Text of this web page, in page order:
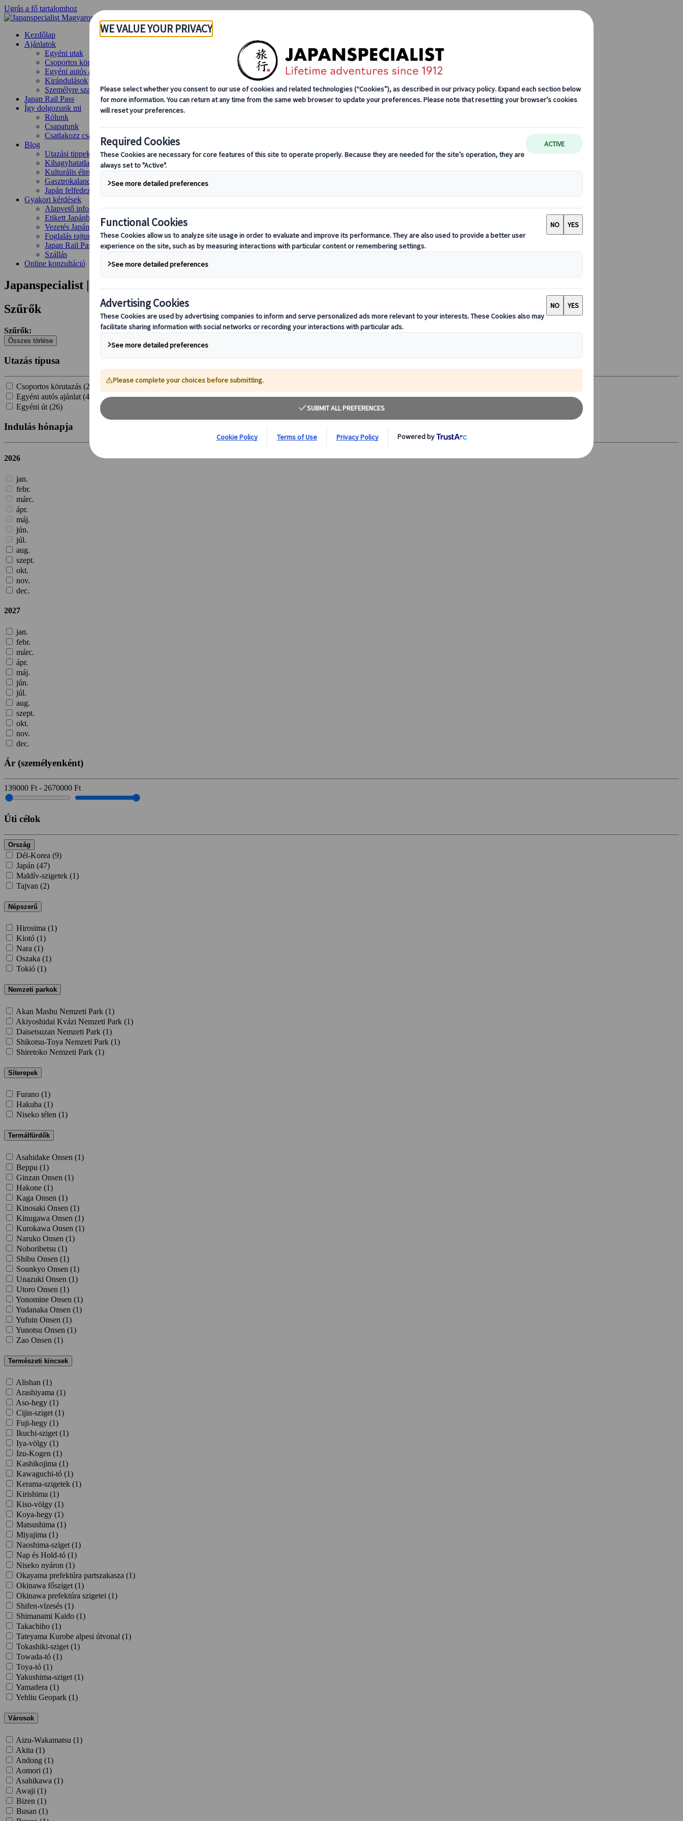
Ugrás a fő tartalomhoz
Kezdőlap
Ajánlatok
Egyéni utak
Csoportos körutazások
Egyéni autós ajánlatok
Kirándulások
Személyre szabott csoportos utazások
Japan Rail Pass
Így dolgozunk mi
Rólunk
Csapatunk
Csatlakozz csapatunkhoz
Blog
Utazási tippek évszakok szerint
Kihagyhatatlan látnivalók
Kulturális élmények
Gasztrokalandok
Japán felfedezése vonattal
Gyakori kérdések
Alapvető információk
Etikett Japánban
Vezetés Japánban
Foglalás rajtunk keresztül
Japan Rail Pass
Szállás
Online konzultáció
Japanspecialist | Találat
Szűrők
Szűrők:
Összes törlése
Utazás típusa
Csoportos körutazás (21
Egyéni autós ajánlat (4
Egyéni út (26)
Indulás hónapja
2026
jan.
febr.
márc.
ápr.
máj.
jún.
júl.
aug.
szept.
okt.
nov.
dec.
2027
jan.
febr.
márc.
ápr.
máj.
jún.
júl.
aug.
szept.
okt.
nov.
dec.
Ár (személyenként)
139000 Ft - 2670000 Ft
Úti célok
Ország
Dél-Korea (9)
Japán (47)
Maldív-szigetek (1)
Tajvan (2)
Népszerű
Hirosima (1)
Kiotó (1)
Nara (1)
Oszaka (1)
Tokió (1)
Nemzeti parkok
Akan Mashu Nemzeti Park (1)
Akiyoshidai Kvázi Nemzeti Park (1)
Daisetsuzan Nemzeti Park (1)
Shikotsu-Toya Nemzeti Park (1)
Shiretoko Nemzeti Park (1)
Síterepek
Furano (1)
Hakuba (1)
Niseko télen (1)
Termálfürdők
Asahidake Onsen (1)
Beppu (1)
Ginzan Onsen (1)
Hakone (1)
Kaga Onsen (1)
Kinosaki Onsen (1)
Kinugawa Onsen (1)
Kurokawa Onsen (1)
Naruko Onsen (1)
Noboribetsu (1)
Shibu Onsen (1)
Sounkyo Onsen (1)
Unazuki Onsen (1)
Utoro Onsen (1)
Yonomine Onsen (1)
Yudanaka Onsen (1)
Yufuin Onsen (1)
Yunotsu Onsen (1)
Zao Onsen (1)
Természeti kincsek
Alishan (1)
Arashiyama (1)
Aso-hegy (1)
Cijin-sziget (1)
Fuji-hegy (1)
Ikuchi-sziget (1)
Iya-völgy (1)
Izu-Kogen (1)
Kashikojima (1)
Kawaguchi-tó (1)
Kerama-szigetek (1)
Kirishima (1)
Kiso-völgy (1)
Koya-hegy (1)
Matsushima (1)
Miyajima (1)
Naoshima-sziget (1)
Nap és Hold-tó (1)
Niseko nyáron (1)
Okayama prefektúra partszakasza (1)
Okinawa fősziget (1)
Okinawa prefektúra szigetei (1)
Shifen-vízesés (1)
Shimanami Kaido (1)
Takachiho (1)
Tateyama Kurobe alpesi útvonal (1)
Tokashiki-sziget (1)
Towada-tó (1)
Toya-tó (1)
Yakushima-sziget (1)
Yamadera (1)
Yehliu Geopark (1)
Városok
Aizu-Wakamatsu (1)
Akita (1)
Andong (1)
Aomori (1)
Asahikawa (1)
Awaji (1)
Bizen (1)
Busan (1)